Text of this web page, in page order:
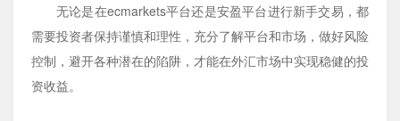
无论是在ecmarkets平台还是安盈平台进行新手交易，都
需要投资者保持谨慎和理性，充分了解平台和市场，做好风险
控制，避开各种潜在的陷阱，才能在外汇市场中实现稳健的投
资收益。